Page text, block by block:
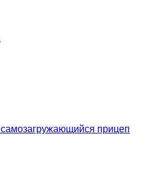
самозагружающийся прицеп